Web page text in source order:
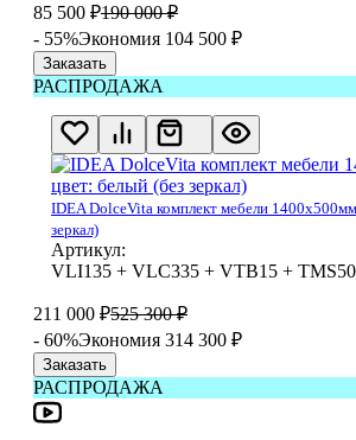
85 500 ₽190 000 ₽
- 55%Экономия 104 500 ₽
Заказать
РАСПРОДАЖА
IDEA DolceVita комплект мебели
зеркал)
Артикул:
VLI135 + VLC335 + VTB15 +
211 000 ₽525 300 ₽
- 60%Экономия 314 300 ₽
Заказать
РАСПРОДАЖА